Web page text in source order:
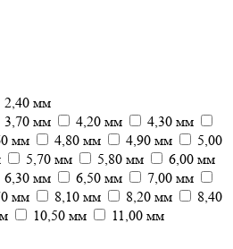
2,40 мм
3,70 мм 4,20 мм
4,30 мм
мм 4,80 мм 4,90 мм
5,00
5,70 мм 5,80 мм
6,00 мм
6,30 мм 6,50 мм
7,00 мм
мм 8,10 мм 8,20 мм
8,40
10,50 мм
11,00 мм